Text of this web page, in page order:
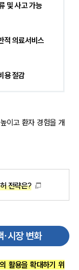
및 사고 가능
적 의료서비스
용 절감
이고 환자 경험을 개
전략은?
시장 변화
활용을 확대하기 위